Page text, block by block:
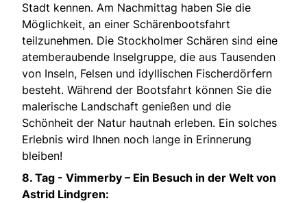
Stadt kennen. Am Nachmittag haben Sie die
Möglichkeit, an einer Schärenbootsfahrt
teilzunehmen. Die Stockholmer Schären sind eine
atemberaubende Inselgruppe, die aus Tausenden
von Inseln, Felsen und idyllischen Fischerdörfern
besteht. Während der Bootsfahrt können Sie die
malerische Landschaft genießen und die
Schönheit der Natur hautnah erleben. Ein solches
Erlebnis wird Ihnen noch lange in Erinnerung
bleiben!
8. Tag - Vimmerby – Ein Besuch in der Welt von
Astrid Lindgren: